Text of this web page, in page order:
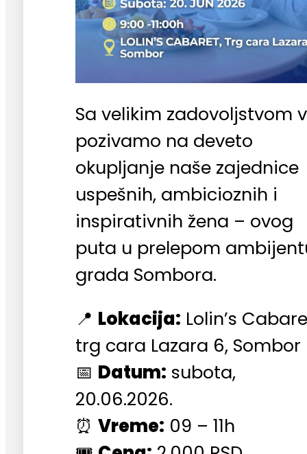
Sa velikim zadovoljstvom
pozivamo na deveto
okupljanje naše zajednice
uspešnih, ambicioznih i
inspirativnih žena – ovog
puta u prelepom
grada Sombora.
📍 Lokacija: Lolin’s
trg cara Lazara 6, Sombor
📅 Datum: subota,
20.06.2026.
⏰Vreme: 09 – 11h